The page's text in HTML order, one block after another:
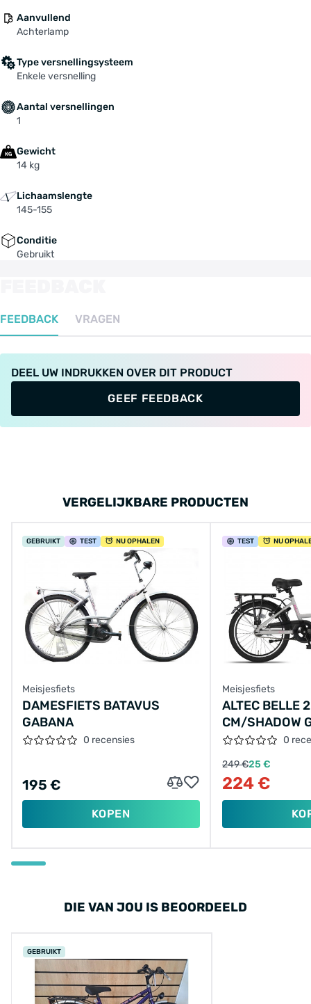
Aanvullend
Achterlamp
Type versnellingsysteem
Enkele versnelling
Aantal versnellingen
1
Gewicht
14 kg
Lichaamslengte
145-155
Conditie
Gebruikt
FEEDBACK VRAGEN
DEEL UW INDRUKKEN OVER DIT PRODUCT
GEEF FEEDBACK
VERGELIJKBARE PRODUCTEN
GEBRUIKT TEST NU OPHALEN
Meisjesfiets
DAMESFIETS BATAVUS
GABANA
0 recensies
195 €
KOPEN
TEST NU
Meisjesfiets
ALTEC BELLE
CM/SHADOW
0
249 €25 €
224 €
DIE VAN JOU IS BEOORDEELD
GEBRUIKT